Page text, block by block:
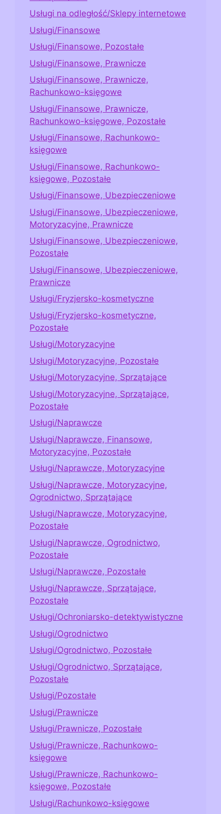
Usługi na odległość/Sklepy internetowe
Usługi/Finansowe
Usługi/Finansowe, Pozostałe
Usługi/Finansowe, Prawnicze
Usługi/Finansowe, Prawnicze,
Rachunkowo-księgowe
Usługi/Finansowe, Prawnicze,
Rachunkowo-księgowe, Pozostałe
Usługi/Finansowe, Rachunkowo-
księgowe
Usługi/Finansowe, Rachunkowo-
księgowe, Pozostałe
Usługi/Finansowe, Ubezpieczeniowe
Usługi/Finansowe, Ubezpieczeniowe,
Motoryzacyjne, Prawnicze
Usługi/Finansowe, Ubezpieczeniowe,
Pozostałe
Usługi/Finansowe, Ubezpieczeniowe,
Prawnicze
Usługi/Fryzjersko-kosmetyczne
Usługi/Fryzjersko-kosmetyczne,
Pozostałe
Usługi/Motoryzacyjne
Usługi/Motoryzacyjne, Pozostałe
Usługi/Motoryzacyjne, Sprzątające
Usługi/Motoryzacyjne, Sprzątające,
Pozostałe
Usługi/Naprawcze
Usługi/Naprawcze, Finansowe,
Motoryzacyjne, Pozostałe
Usługi/Naprawcze, Motoryzacyjne
Usługi/Naprawcze, Motoryzacyjne,
Ogrodnictwo, Sprzątające
Usługi/Naprawcze, Motoryzacyjne,
Pozostałe
Usługi/Naprawcze, Ogrodnictwo,
Pozostałe
Usługi/Naprawcze, Pozostałe
Usługi/Naprawcze, Sprzątające,
Pozostałe
Usługi/Ochroniarsko-detektywistyczne
Usługi/Ogrodnictwo
Usługi/Ogrodnictwo, Pozostałe
Usługi/Ogrodnictwo, Sprzątające,
Pozostałe
Usługi/Pozostałe
Usługi/Prawnicze
Usługi/Prawnicze, Pozostałe
Usługi/Prawnicze, Rachunkowo-
księgowe
Usługi/Prawnicze, Rachunkowo-
księgowe, Pozostałe
Usługi/Rachunkowo-księgowe